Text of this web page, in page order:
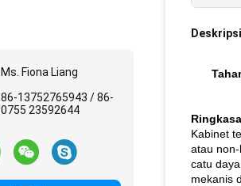
Ms. Fiona Liang
86-13752765943 / 86-
0755 23592644
Kabinet
atau
catu
mekanis